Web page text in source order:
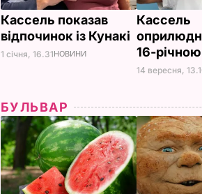
Кассель показав
відпочинок із Кунакі
1 січня, 16.31НОВИНИ
Кассель
16-
14 вересня,
БУЛЬВАР